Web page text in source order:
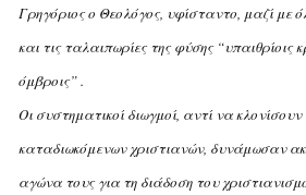
Γρηγόριος ο Θεολόγος, υφίσταντο, μαζί με
και τις ταλαιπωρίες της φύσης “υπαιθρίοις
όμβροις” .
Oι συστηματικοί διωγμοί, αντί να
καταδιωκόμενων χριστιανών, δυνάμωσαν
αγώνα τους για τη διάδοση του